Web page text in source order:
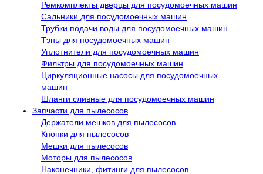
Ремкомплекты дверцы для посудомоечных машин
Сальники для посудомоечных машин
Трубки подачи воды для посудомоечных машин
Тэны для посудомоечных машин
Уплотнители для посудомоечных машин
Фильтры для посудомоечных машин
Циркуляционные насосы для посудомоечных
машин
Шланги сливные для посудомоечных машин
Запчасти для пылесосов
Держатели мешков для пылесосов
Кнопки для пылесосов
Мешки для пылесосов
Моторы для пылесосов
Наконечники, фитинги для пылесосов